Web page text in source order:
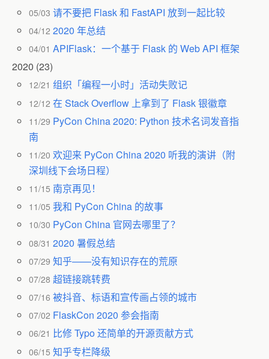
05/03请不要把 Flask 和 FastAPI 放到一起比较
04/122020 年总结
04/01APIFlask：一个基于 Flask 的 Web API 框架
2020 (23)
12/21组织「编程一小时」活动失败记
12/12在 Stack Overflow 上拿到了 Flask 银徽章
11/29 PyCon China 2020: Python 技术名词发音指
南
11/20欢迎来 PyCon China 2020 听我的演讲（附
深圳线下会场日程）
11/15 南京再见！
11/05我和 PyCon China 的故事
10/30 PyCon China 官网去哪里了？
08/312020 暑假总结
07/29知乎——没有知识存在的荒原
07/28超链接跳转费
07/16被抖音、标语和宣传画占领的城市
07/02 FlaskCon 2020 参会指南
06/21 比修 Typo 还简单的开源贡献方式
06/15知乎专栏降级